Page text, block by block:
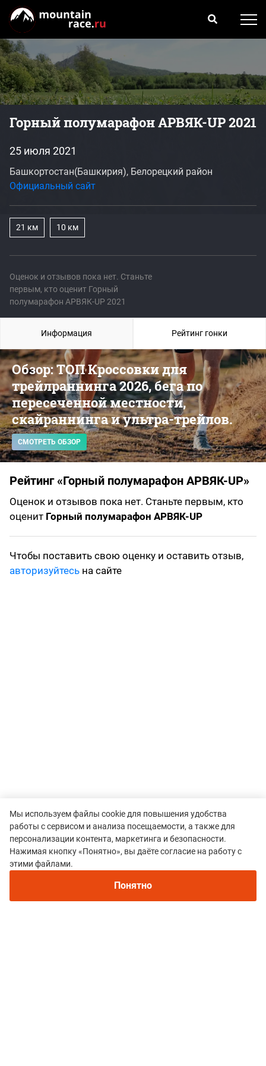
Горный полумарафон АРВЯК-UP 2021
Оценок и отзывов пока нет. Станьте
первым, кто оценит Горный
полумарафон АРВЯК-UP 2021
25 июля 2021
Башкортостан(Башкирия), Белорецкий район
Официальный сайт
21 км 10 км
Обзор: ТОП Кроссовки для
трейлраннинга 2026, бега по
пересеченной местности,
скайраннинга и ультра-трейлов.
СМОТРЕТЬ ОБЗОР
Рейтинг «Горный полумарафон АРВЯК-UP»
Оценок и отзывов пока нет. Станьте первым, кто
оценит Горный полумарафон АРВЯК-UP
Чтобы поставить свою оценку и оставить отзыв,
авторизуйтесь на сайте
Информация Рейтинг гонки
Все гонки
Горный полумарафон АРВЯК-UP
Мы используем файлы cookie для повышения удобства
работы с сервисом и анализа посещаемости, а также для
персонализации контента, маркетинга и безопасности.
Нажимая кнопку «Понятно», вы даёте согласие на работу с
этими файлами.
Понятно